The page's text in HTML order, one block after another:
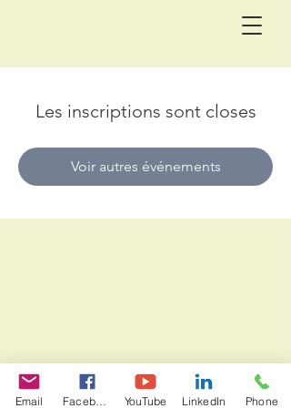
Les inscriptions sont closes
Voir autres événements
© 2020. Crée par Florence Spire,avec Mouvements Sonores
Email YouTube LinkedIn Phone